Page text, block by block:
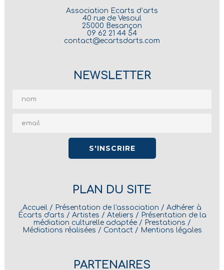
Association Ecarts d’arts
40 rue de Vesoul
25000 Besançon
09 62 21 44 54
contact@ecartsdarts.com
NEWSLETTER
PLAN DU SITE
Accueil / Présentation de l'association / Adhérer à
Écarts d'arts / Artistes / Ateliers / Présentation de la
médiation culturelle adaptée/ Prestations /
Médiations réalisées / Contact/ Mentions légales
PARTENAIRES